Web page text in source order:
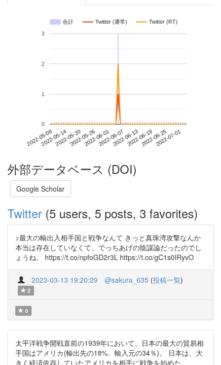
合計 Twitter (通常) Twitter (RT)
2022-05-082022-05-142022-05-202022-05-262022-06-012022-06-072022-06-132022-06-192022-06-252022-07-01
0
1
2
3
外部データベース (DOI)
Google Scholar
Twitter (5 users, 5 posts, 3 favorites)
>最大の輸出入相手国と戦争なんて きっと真珠湾攻撃なんか
本当は存在していなくて、でっちあげの陰謀論だったのでし
ょうね。 https://t.co/npfoGD2r3L https://t.co/gC1s0IRyvO
2023-03-13 19:20:29 @sakura_635 (投稿一覧)
2
0
太平洋戦争開戦直前の1939年において、日本の最大の貿易相
手国はアメリカ(輸出先の18%、輸入元の34％)。 日本は、大
きく経済依存していたアメリカを相手に戦争を始めた。